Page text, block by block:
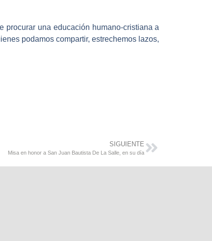
procurar una educación humano-cristiana a
podamos compartir, estrechemos lazos,
SIGUIENTE
Misa en honor a San Juan Bautista De La Salle, en su día